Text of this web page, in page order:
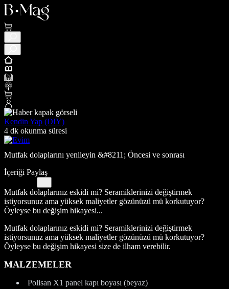
Kendin Yap (DIY)
4 dk okunma süresi
Mutfak dolaplarını yenileyin &#8211; Öncesi ve sonrası
İçeriği Paylaş
Mutfak dolaplarınız eskidi mi? Seramiklerinizi değiştirmek
istiyorsunuz ama yüksek maliyetler gözünüzü mü korkutuyor?
Öyleyse bu değişim hikayesi...
Mutfak dolaplarınız eskidi mi? Seramiklerinizi değiştirmek
istiyorsunuz ama yüksek maliyetler gözünüzü mü korkutuyor?
Öyleyse bu değişim hikayesi size de ilham verebilir.
MALZEMELER
Polisan X1 panel kapı boyası (beyaz)